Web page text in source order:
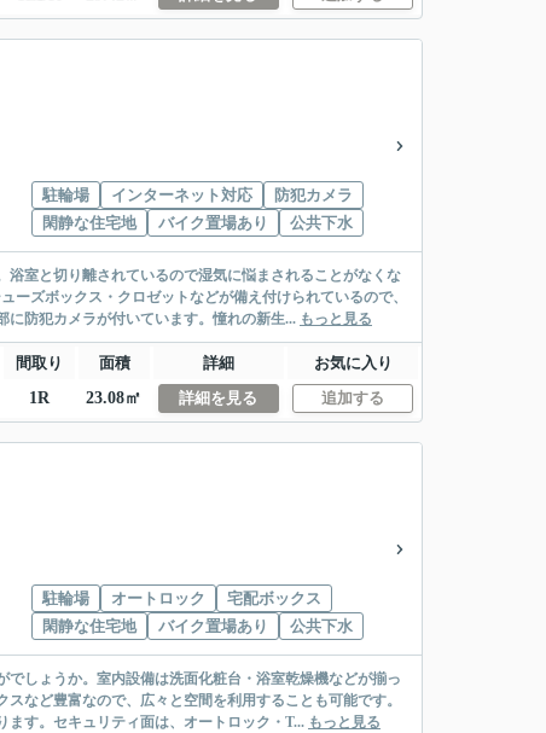
駐輪場
インターネット対応
防犯カメラ
閑静な住宅地
バイク置場あり 公共下水
室と切り離されているので湿気に悩まされることがなくな
ズボックス・クロゼットなどが備え付けられているので、
防犯カメラが付いています。憧れの新生... もっと見る
間取り 面積 詳細
お気に入り
1R 23.08㎡ 詳細を見る 追加する
駐輪場
オートロック
宅配ボックス
閑静な住宅地
バイク置場あり 公共下水
しょうか。室内設備は洗面化粧台・浴室乾燥機などが揃っ
など豊富なので、広々と空間を利用することも可能です。
す。セキュリティ面は、オートロック・T... もっと見る